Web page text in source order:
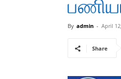
By admin - April
Share